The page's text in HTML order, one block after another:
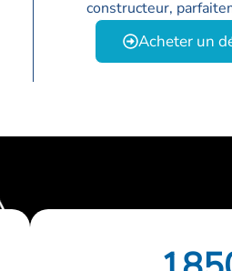
constructeur,
Acheter un